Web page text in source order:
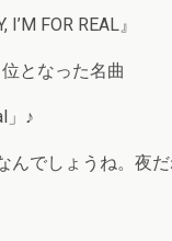
FOR REAL』
となった名曲
」♪
んでしょうね。夜だ